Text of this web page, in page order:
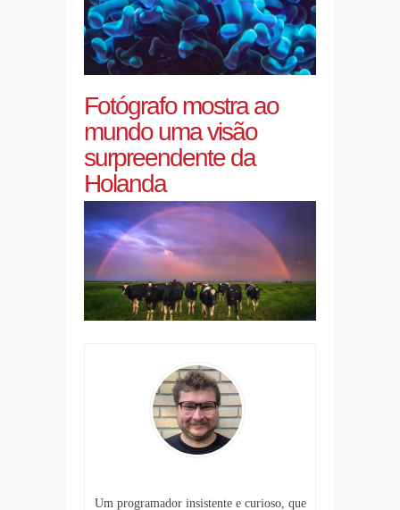
Fotógrafo mostra ao
mundo uma visão
surpreendente da
Holanda
Um programador insistente e curioso, que